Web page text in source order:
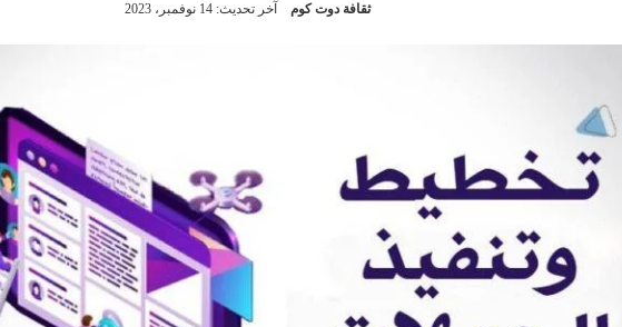
ثقافة دوت كوم آخر تحديث: 14 نوفمبر، 2023